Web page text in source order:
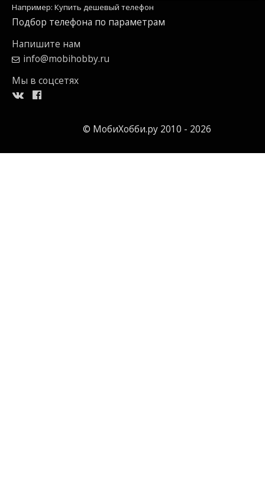
Например: Купить дешевый телефон
Подбор телефона по параметрам
Напишите нам
info@mobihobby.ru
Мы в соцсетях
© МобиХобби.ру 2010 - 2026